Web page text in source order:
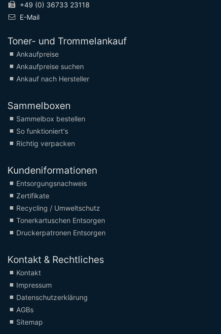
+49 (0) 36733 23118
E-Mail
Toner- und Trommelankauf
Ankaufpreise
Ankaufpreise suchen
Ankauf nach Hersteller
Sammelboxen
Sammelbox bestellen
So funktioniert's
Richtig verpacken
Kundeniformationen
Entsorgungsnachweis
Zertifikate
Recycling / Umweltschutz
Tonerkartuschen Entsorgen
Druckerpatronen Entsorgen
Kontakt & Rechtliches
Kontakt
Impressum
Datenschutzerklärung
AGBs
Sitemap